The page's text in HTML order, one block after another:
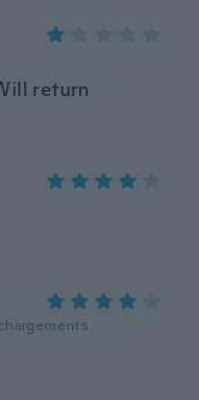
return
chargements